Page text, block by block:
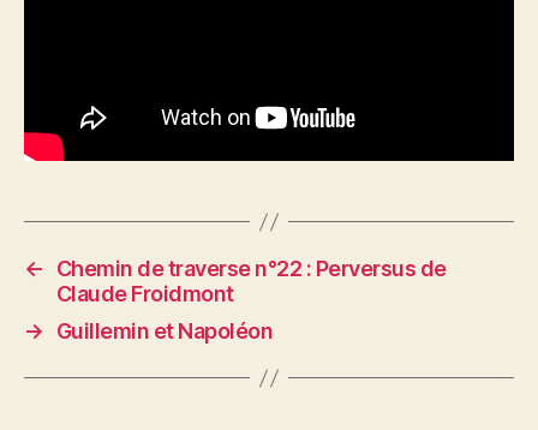
←
Chemin de traverse n°22 : Perversus de
Claude Froidmont
→
Guillemin et Napoléon